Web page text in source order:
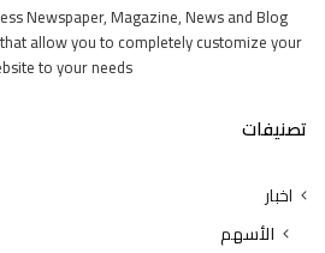
Newspaper, Magazine, News and Blog
allow you to completely customize your
to your needs.
تصنيفات
اخبار
الأسهم